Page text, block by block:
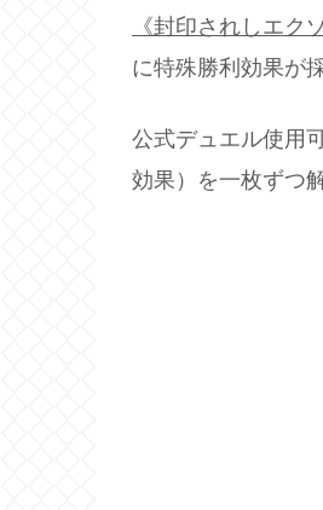
《封印されしエク
に特殊勝利効果が
公式デュエル使用
効果）を一枚ずつ